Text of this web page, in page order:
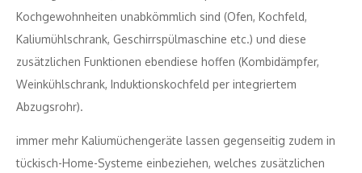
Kochgewohnheiten unabkömmlich sind (Ofen, Kochfeld,
Kaliumühlschrank, Geschirrspülmaschine etc.) und diese
zusätzlichen Funktionen ebendiese hoffen (Kombidämpfer,
Weinkühlschrank, Induktionskochfeld per integriertem
Abzugsrohr).
immer mehr Kaliumüchengeräte lassen gegenseitig zudem in
tückisch-Home-Systeme einbeziehen, welches zusätzlichen